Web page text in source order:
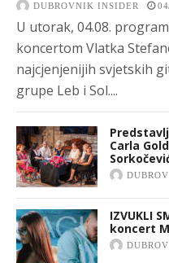
DUBROVNIK INSIDER
U utorak, 04.08.
koncertom Vlatka
najcjenjenijih svjetskih
grupe Leb i Sol....
Carla
IZVUKLI
koncert